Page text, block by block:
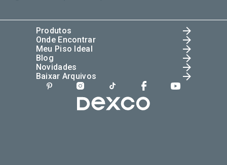
Produtos
Onde Encontrar
Meu Piso Ideal
Blog
Novidades
Baixar Arquivos